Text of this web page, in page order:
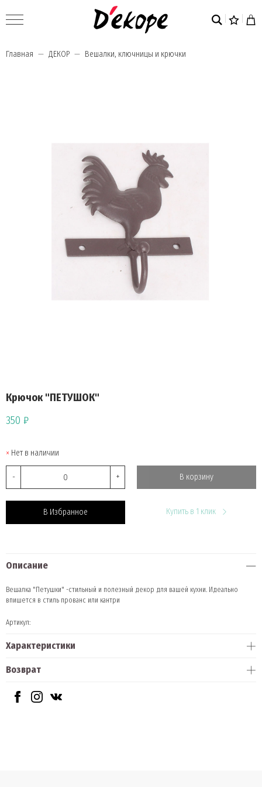
Главная ДЕКОР Вешалки, ключницы и крючки
Крючок "ПЕТУШОК"
350 ₽
Нет в наличии
- + В корзину
В Избранное Купить в 1 клик
Описание
Вешалка "Петушки" -стильный и полезный декор для вашей кухни. Идеально
впишется в стиль прованс или кантри
Артикул:
Характеристики
Возврат